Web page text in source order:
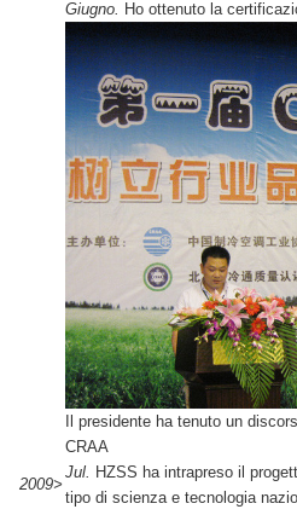
2009>
Giugno. Ho ottenuto la
Il presidente ha tenuto un
CRAA
Jul. HZSS ha intrapreso il
tipo di scienza e tecnologia